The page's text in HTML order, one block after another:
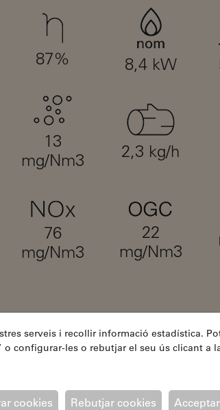
87% 8,4 kW
13
mg/Nm3
2,3 kg/h
76
mg/Nm3
22
mg/Nm3
serveis i recollir informació estadística.
configurar-les o rebutjar el seu ús clicant a
Rebutjar cookies
cookies